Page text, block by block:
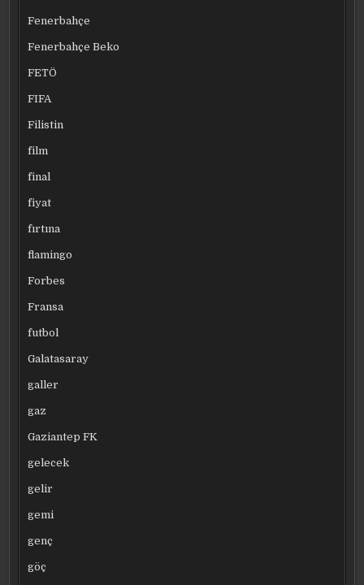
Fenerbahçe
Fenerbahçe Beko
FETÖ
FIFA
Filistin
film
final
fiyat
fırtına
flamingo
Forbes
Fransa
futbol
Galatasaray
galler
gaz
Gaziantep FK
gelecek
gelir
gemi
genç
göç